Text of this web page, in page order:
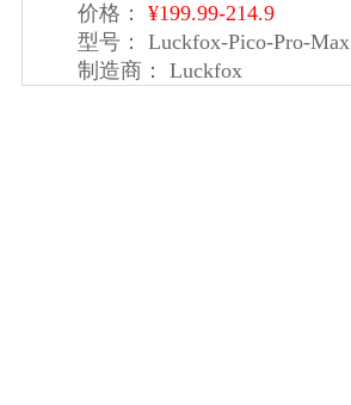
价格：
¥199.99-214.9
型号：
Luckfox-Pico-Pro-Max
制造商：
Luckfox